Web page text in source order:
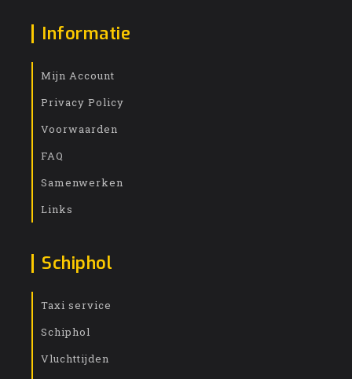
Informatie
Mijn Account
Privacy Policy
Voorwaarden
FAQ
Samenwerken
Links
Schiphol
Taxi service
Schiphol
Vluchttijden